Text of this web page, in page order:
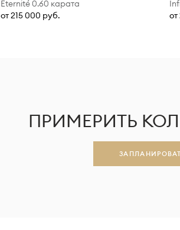
Éternité 0.60 карата
от 215 000 руб.
ПРИМЕРИТЬ